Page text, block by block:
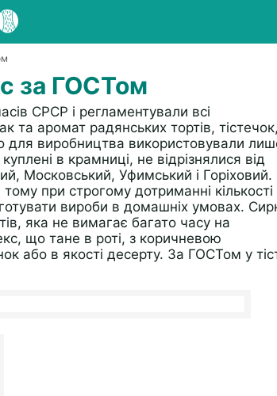
за ГОСТом
СРСР і регламентували всі
та аромат радянських тортів, тістечок,
виробництва використовували
в крамниці, не відрізнялися від
Московський, Уфимський і Горіховий.
при строгому дотриманні кількості
вироби в домашніх умовах.
яка не вимагає багато часу на
що тане в роті, з коричневою
або в якості десерту. За ГОСТом у